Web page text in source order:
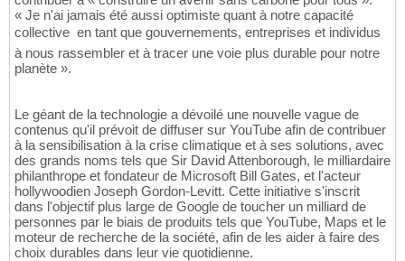
« Je n'ai jamais été aussi optimiste quant à notre capacité
collective  en tant que gouvernements, entreprises et individus 
à nous rassembler et à tracer une voie plus durable pour notre
planète ».
Le géant de la technologie a dévoilé une nouvelle vague de
contenus qu'il prévoit de diffuser sur YouTube afin de contribuer
à la sensibilisation à la crise climatique et à ses solutions, avec
des grands noms tels que Sir David Attenborough, le milliardaire
philanthrope et fondateur de Microsoft Bill Gates, et l'acteur
hollywoodien Joseph Gordon-Levitt. Cette initiative s'inscrit
dans l'objectif plus large de Google de toucher un milliard de
personnes par le biais de produits tels que YouTube, Maps et le
moteur de recherche de la société, afin de les aider à faire des
choix durables dans leur vie quotidienne.